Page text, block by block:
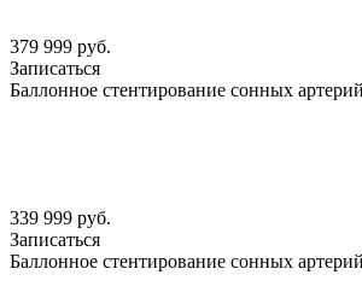
379 999 руб.
Записаться
Баллонное стентирование сонных
339 999 руб.
Записаться
Баллонное стентирование сонных